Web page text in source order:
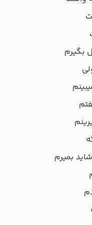
ﺑﮕﻴﺮم
ﺑﻤﻴﺮم